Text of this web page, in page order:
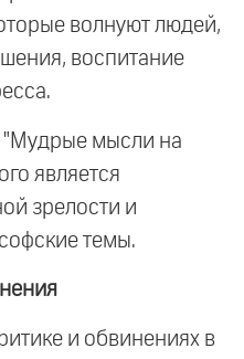
волнуют людей,
воспитание
"Мудрые мысли на
является
зрелости и
темы.
и обвинениях в